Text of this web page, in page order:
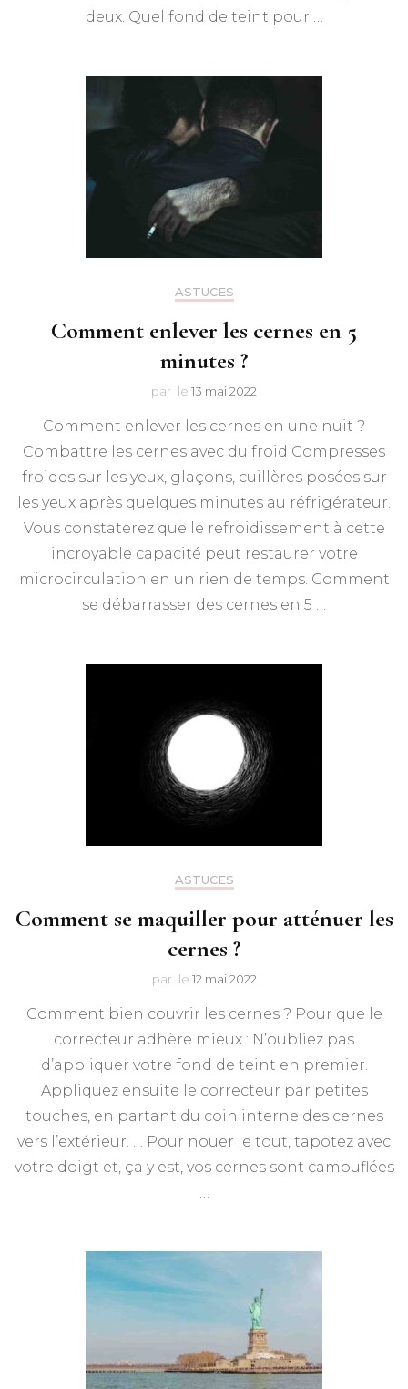
deux. Quel fond de teint pour …
ASTUCES
Comment enlever les cernes en 5
minutes ?
par le 13 mai 2022
Comment enlever les cernes en une nuit ?
Combattre les cernes avec du froid Compresses
froides sur les yeux, glaçons, cuillères posées sur
les yeux après quelques minutes au réfrigérateur.
Vous constaterez que le refroidissement à cette
incroyable capacité peut restaurer votre
microcirculation en un rien de temps. Comment
se débarrasser des cernes en 5 …
ASTUCES
Comment se maquiller pour atténuer les
cernes ?
par le 12 mai 2022
Comment bien couvrir les cernes ? Pour que le
correcteur adhère mieux : N’oubliez pas
d’appliquer votre fond de teint en premier.
Appliquez ensuite le correcteur par petites
touches, en partant du coin interne des cernes
vers l’extérieur. … Pour nouer le tout, tapotez avec
votre doigt et, ça y est, vos cernes sont camouflées
…